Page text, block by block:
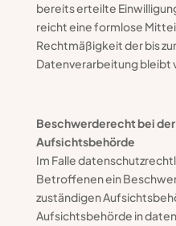
bereits erteilte
reicht eine formlose
Rechtmäßigkeit der bis
Datenverarbeitung bleibt
Beschwerderecht bei
Aufsichtsbehörde
Im Falle
Betroffenen ein
zuständigen
Aufsichtsbehörde in